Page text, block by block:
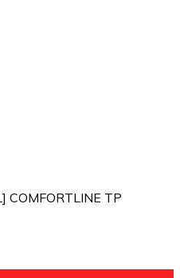
COMFORTLINE TP